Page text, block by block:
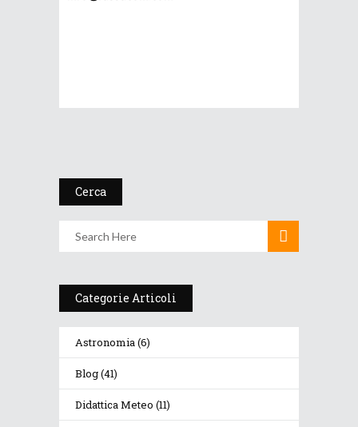
Cerca
Categorie Articoli
Astronomia(6)
Blog(41)
Didattica Meteo (11)